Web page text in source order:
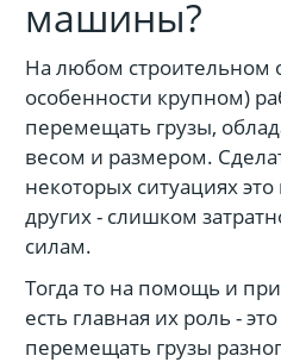
машины?
На любом строительном
особенности крупном)
перемещать грузы,
весом и размером.
некоторых ситуациях
других - слишком
силам.
Тогда то на помощь и
есть главная их роль -
перемещать грузы